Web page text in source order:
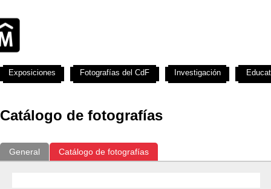
Catálogo de fotografías
General Catálogo de fotografías
Exposiciones Fotografías del CdF Investigación